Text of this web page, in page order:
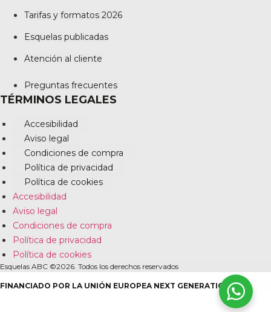
Tarifas y formatos 2026
Esquelas publicadas
Atención al cliente
Preguntas frecuentes
TÉRMINOS LEGALES
Accesibilidad
Aviso legal
Condiciones de compra
Política de privacidad
Política de cookies
Accesibilidad
Aviso legal
Condiciones de compra
Política de privacidad
Política de cookies
Esquelas ABC ©2026. Todos los derechos reservados
FINANCIADO POR LA UNIÓN EUROPEA NEXT GENERATION EU